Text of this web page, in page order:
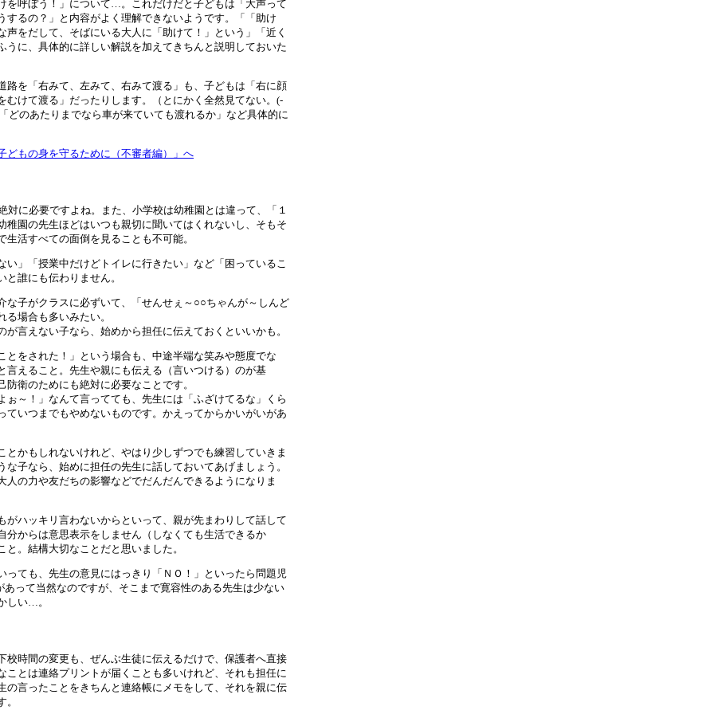
を呼ぼう！」について…。これだけだと子どもは「大声って
するの？」と内容がよく理解できないようです。「「助け
をだして、そばにいる大人に「助けて！」という」「近く
うに、具体的に詳しい解説を加えてきちんと説明しておいた
路を「右みて、左みて、右みて渡る」も、子どもは「右に顔
むけて渡る」だったりします。（とにかく全然見てない。(-
どのあたりまでなら車が来ていても渡れるか」など具体的に
どもの身を守るために（不審者編）」へ
対に必要ですよね。また、小学校は幼稚園とは違って、「１
稚園の先生ほどはいつも親切に聞いてはくれないし、そもそ
活すべての面倒を見ることも不可能。
い」「授業中だけどトイレに行きたい」など「困っているこ
と誰にも伝わりません。
な子がクラスに必ずいて、「せんせぇ～○○ちゃんが～しんど
場合も多いみたい。
言えない子なら、始めから担任に伝えておくといいかも。
とをされた！」という場合も、中途半端な笑みや態度でな
言えること。先生や親にも伝える（言いつける）のが基
衛のためにも絶対に必要なことです。
～！」なんて言ってても、先生には「ふざけてるな」くら
ていつまでもやめないものです。かえってからかいがいがあ
とかもしれないけれど、やはり少しずつでも練習していきま
子なら、始めに担任の先生に話しておいてあげましょう。
人の力や友だちの影響などでだんだんできるようになりま
がハッキリ言わないからといって、親が先まわりして話して
分からは意思表示をしません（しなくても生活できるか
。結構大切なことだと思いました。
っても、先生の意見にはっきり「ＮＯ！」といったら問題児
って当然なのですが、そこまで寛容性のある先生は少ない
かしい…。
校時間の変更も、ぜんぶ生徒に伝えるだけで、保護者へ直接
ことは連絡プリントが届くことも多いけれど、それも担任に
の言ったことをきちんと連絡帳にメモをして、それを親に伝